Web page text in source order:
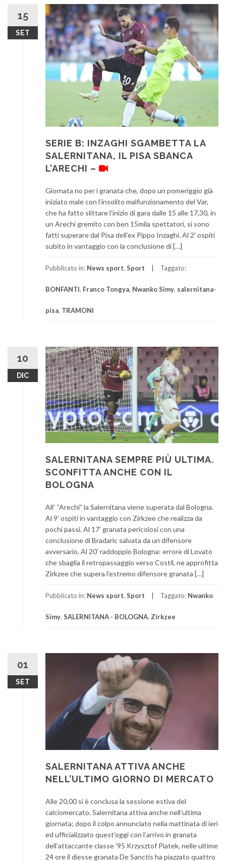
15
SET
SERIE B: INZAGHI SGAMBETTA LA
SALERNITANA, IL PISA SBANCA
L’ARECHI –
Giornata no per i granata che, dopo un pomeriggio già
iniziato male con l’insolito malfunzionamento del Var,
che ha fatto slittare l’inizio di gara dalle 15 alle 17,30, in
un Arechi gremito con ben 15mila spettatori, si sono
fatti superare dal Pisa dell’ex Pippo Inzaghi. Al 2′ ospiti
subito in vantaggio con la conclusione di […]
Pubblicato in: News sport, Sport Taggato:
BONFANTI, Franco Tongya, Nwanko Simy, salernitana-
pisa, TRAMONI
10
DIC
SALERNITANA SEMPRE PIÙ ULTIMA.
SCONFITTA ANCHE CON IL
BOLOGNA
All’ “Arechi” la Salernitana viene superata dal Bologna.
Al 9’ ospiti in vantaggio con Zirkzee che realizza da
pochi passi. Al 17’ granata pericolosi con una
conclusione di Bradaric salvata da un difensore
avversario. Al 20’ raddoppio Bologna: errore di Lovato
che sbaglia il retropassaggio verso Costil, ne approfitta
Zirkzee che supera l’estremo difensore granata […]
Pubblicato in: News sport, Sport Taggato: Nwanko
Simy, SALERNITANA - BOLOGNA, Zirkzee
01
SET
SALERNITANA ATTIVA ANCHE
NELL’ULTIMO GIORNO DI MERCATO
Alle 20,00 si è conclusa la sessione estiva del
calciomercato. Salernitana attiva anche nell’ultima
giornata; dopo il colpo annunciato nella mattinata di ieri
ed ufficializzato quest’oggi con l’arrivo in granata
dell’attaccante classe ’95 Krzysztof Piatek, nelle ultime
24 ore il diesse granata De Sanctis ha piazzato quattro